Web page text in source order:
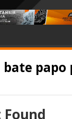
bate papo